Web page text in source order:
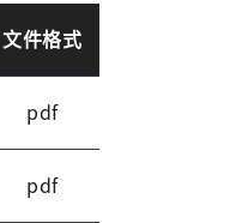
文件格式
pdf
pdf